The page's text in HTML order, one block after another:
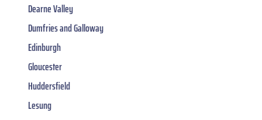
Dearne Valley
Dumfries and Galloway
Edinburgh
Gloucester
Huddersfield
Lesung